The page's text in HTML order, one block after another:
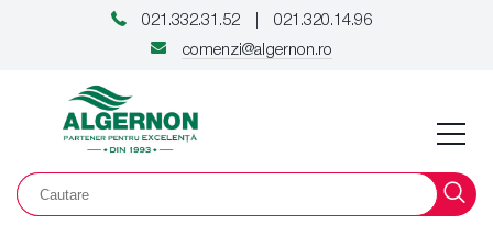
021.332.31.52
021.320.14.96
comenzi@algernon.ro